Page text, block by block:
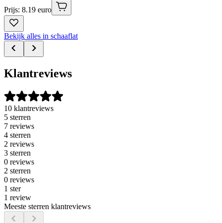
Prijs: 8.19 euro
Bekijk alles in schaaflat
Klantreviews
10 klantreviews
5 sterren
7 reviews
4 sterren
2 reviews
3 sterren
0 reviews
2 sterren
0 reviews
1 ster
1 review
Meeste sterren klantreviews